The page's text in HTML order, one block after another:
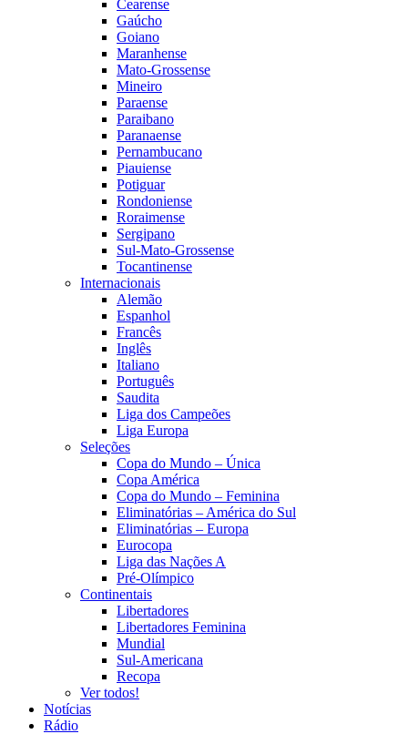
Cearense
Gaúcho
Goiano
Maranhense
Mato-Grossense
Mineiro
Paraense
Paraibano
Paranaense
Pernambucano
Piauiense
Potiguar
Rondoniense
Roraimense
Sergipano
Sul-Mato-Grossense
Tocantinense
Internacionais
Alemão
Espanhol
Francês
Inglês
Italiano
Português
Saudita
Liga dos Campeões
Liga Europa
Seleções
Copa do Mundo – Única
Copa América
Copa do Mundo – Feminina
Eliminatórias – América do Sul
Eliminatórias – Europa
Eurocopa
Liga das Nações A
Pré-Olímpico
Continentais
Libertadores
Libertadores Feminina
Mundial
Sul-Americana
Recopa
Ver todos!
Notícias
Rádio